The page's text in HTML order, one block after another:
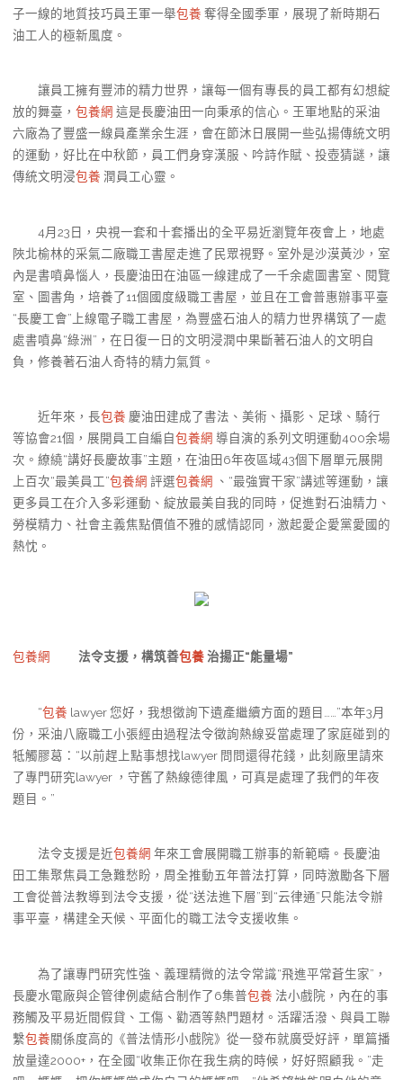
子一線的地質技巧員王軍一舉包養 奪得全國季軍，展現了新時期石
油工人的極新風度。
讓員工擁有豐沛的精力世界，讓每一個有專長的員工都有幻想綻
放的舞臺， 包養網 這是長慶油田一向秉承的信心。王軍地點的采油
六廠為了豐盛一線員產業余生涯，會在節沐日展開一些弘揚傳統文明
的運動，好比在中秋節，員工們身穿漢服、吟詩作賦、投壺猜謎，讓
傳統文明浸包養 潤員工心靈。
4月23日，央視一套和十套播出的全平易近瀏覽年夜會上，地處
陜北榆林的采氣二廠職工書屋走進了民眾視野。室外是沙漠黃沙，室
內是書噴鼻惱人，長慶油田在油區一線建成了一千余處圖書室、閱覽
室、圖書角，培養了11個國度級職工書屋，並且在工會普惠辦事平臺
“長慶工會”上線電子職工書屋，為豐盛石油人的精力世界構筑了一處
處書噴鼻“綠洲”，在日復一日的文明浸潤中果斷著石油人的文明自
負，修養著石油人奇特的精力氣質。
近年來，長包養 慶油田建成了書法、美術、攝影、足球、騎行
等協會21個，展開員工自編自包養網 導自演的系列文明運動400余場
次。繚繞“講好長慶故事”主題，在油田6年夜區域43個下層單元展開
上百次“最美員工”包養網 評選包養網 、“最強實干家”講述等運動，讓
更多員工在介入多彩運動、綻放最美自我的同時，促進對石油精力、
勞模精力、社會主義焦點價值不雅的感情認同，激起愛企愛黨愛國的
熱忱。
包養網 法令支援，構筑善包養治揚正“能量場”
“包養 lawyer 您好，我想徵詢下遺產繼續方面的題目……”本年3月
份，采油八廠職工小張經由過程法令徵詢熱線妥當處理了家庭碰到的
牴觸膠葛：“以前趕上點事想找lawyer 問問還得花錢，此刻廠里請來
了專門研究lawyer ，守舊了熱線德律風，可真是處理了我們的年夜
題目。”
法令支援是近包養網 年來工會展開職工辦事的新範疇。長慶油
田工集聚焦員工急難愁盼，周全推動五年普法打算，同時激勵各下層
工會從普法教導到法令支援，從“送法進下層”到“云律通”只能法令辦
事平臺，構建全天候、平面化的職工法令支援收集。
為了讓專門研究性強、義理精微的法令常識“飛進平常蒼生家”，
長慶水電廠與企管律例處結合制作了6集普包養 法小戲院，內在的事
務觸及平易近間假貸、工傷、勸酒等熱門題材。活躍活潑、與員工聯
繫包養關係度高的《普法情形小戲院》從一發布就廣受好評，單篇播
放量達2000+，在全國“收集正你在我生病的時候，好好照顧我。”走